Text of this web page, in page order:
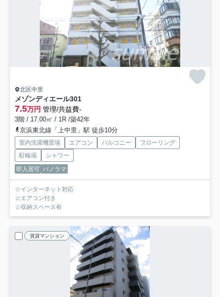
北区中里
メゾンディエール301
7.5万円 管理/共益費-
3階 / 17.00㎡ / 1R /築42年
京浜東北線「上中里」駅 徒歩10分
室内洗濯機置場 エアコン バルコニー
フローリング
駐輪場
シャワー
即入居可 パノラマ
☆インターネット対応
☆エアコン付き
☆収納スペース有
賃貸マンション